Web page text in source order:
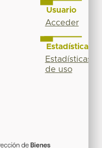
Usuario
Acceder
Estadísticas
Estadísticas
de uso